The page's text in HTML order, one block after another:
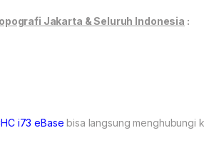
Jakarta & Seluruh Indonesia :
i73 eBase bisa langsung menghubungi